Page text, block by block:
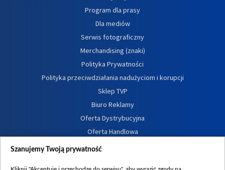
Program dla prasy
Dla mediów
Serwis fotograficzny
Merchandising (znaki)
Polityka Prywatności
Polityka przeciwdziałania nadużyciom i korupcji
Sklep TVP
Biuro Reklamy
Oferta Dystrybucyjna
Oferta Handlowa
Dostępność
Szanujemy Twoją prywatność